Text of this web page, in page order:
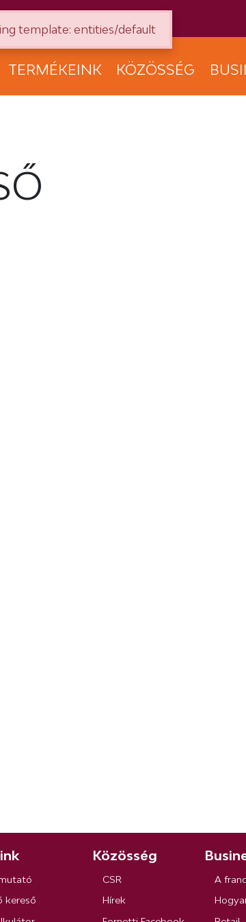
TERMÉKEINK KÖZÖSSÉG
kereső
Közösség
CSR
Hírek
A
template: entities/default